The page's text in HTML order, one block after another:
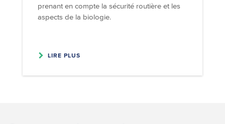
prenant en compte la sécurité routière et les
aspects de la biologie.
LIRE PLUS